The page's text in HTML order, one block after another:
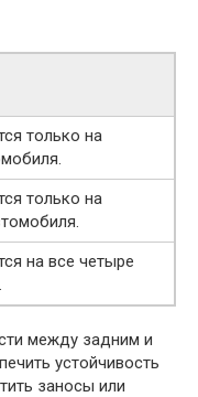
только на
только на
на все четыре
между задним и
устойчивость
заносы или